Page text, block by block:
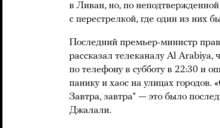
в Ливан, но, по
с перестрелкой, где один из них
Последний премьер-министр
рассказал телеканалу Al Arabiya,
по телефону в субботу в 22:30 и
панику и хаос на улицах городов.
Завтра, завтра“ — это было
Джалали.